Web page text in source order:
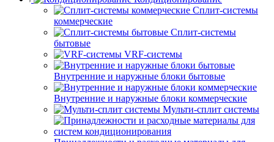
Сплит-системы
коммерческие
Сплит-системы
бытовые
VRF-системы
Внутренние и наружные блоки бытовые
Внутренние и наружные блоки коммерческие
Мульти-сплит системы